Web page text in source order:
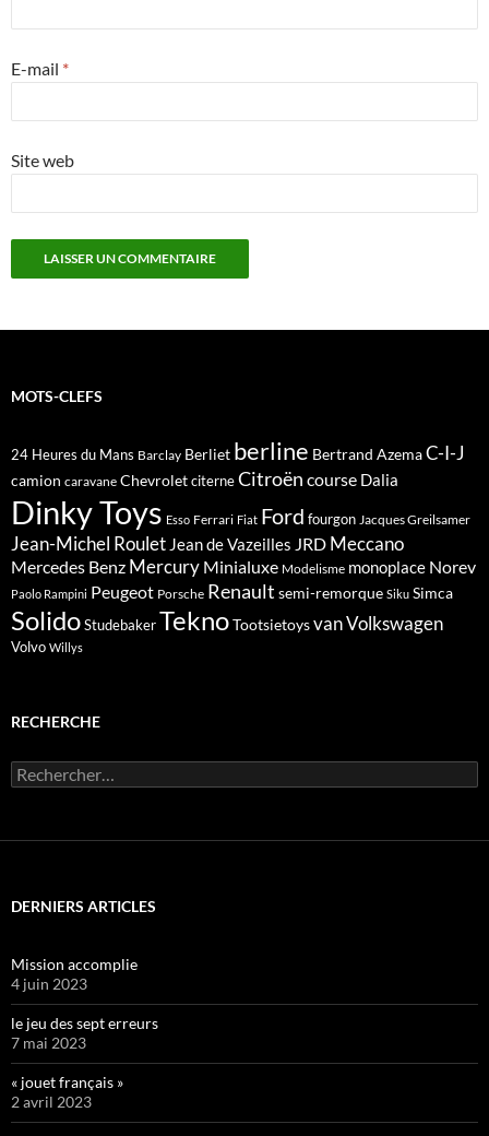
E-mail *
Site web
MOTS-CLEFS
24 Heures du Mans Barclay Berliet berline Bertrand AzemaC-I-J
camion caravane ChevroletciterneCitroën course Dalia
Dinky Toys Esso Ferrari Fiat Ford fourgon Jacques Greilsamer
Jean-Michel Roulet Jean de Vazeilles JRD Meccano
Mercedes Benz Mercury Minialuxe Modelisme monoplace Norev
Paolo Rampini Peugeot Porsche Renault semi-remorque Siku Simca
SolidoStudebakerTeknoTootsietoysvanVolkswagen
Volvo Willys
RECHERCHE
Rechercher :
DERNIERS ARTICLES
Mission accomplie
4 juin 2023
le jeu des sept erreurs
7 mai 2023
« jouet français »
2 avril 2023